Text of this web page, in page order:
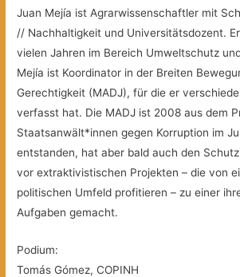
Juan Mejía ist Agrarwissenschaftler mit
// Nachhaltigkeit und Universitätsdozent.
vielen Jahren im Bereich Umweltschutz
Mejía ist Koordinator in der Breiten
Gerechtigkeit (MADJ), für die er
verfasst hat. Die MADJ ist 2008 aus dem
Staatsanwält*innen gegen Korruption im
entstanden, hat aber bald auch den
vor extraktivistischen Projekten – die von
politischen Umfeld profitieren – zu einer
Aufgaben gemacht.
Podium:
Tomás Gómez, COPINH